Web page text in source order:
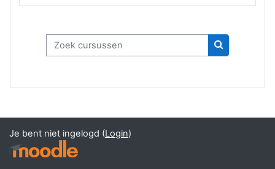
Zoek cursussen
Zoek
Je bent niet ingelogd (Login)